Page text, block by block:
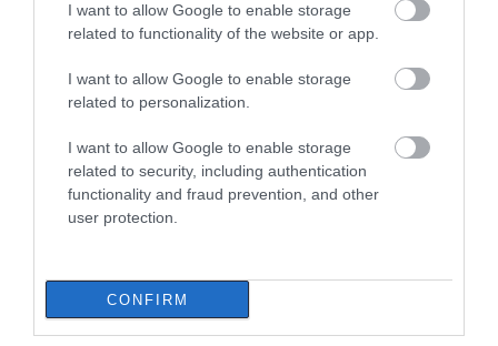
I want to allow Google to enable storage
related to functionality of the website or app.
I want to allow Google to enable storage
related to personalization.
I want to allow Google to enable storage
related to security, including authentication
functionality and fraud prevention, and other
user protection.
CONFIRM
Κρίση στο κόμμα Καρυστιανού:
καταγγέλλοντας κλειστό
σύστημα αποφάσεων
Εικόνες ντροπής από
ασυνείδητους στην Εύβοια:
Πετούν ογκώδη αντικείμενα όπου
βρουν
Σκύρος: Επέστρεψαν στην Εύβοια
οι πυροσβέστες που έδωσαν μάχη
με τις φλόγες – Έφτασαν στην